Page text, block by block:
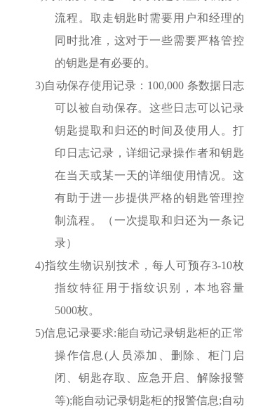
流程。取走钥匙时需要用户和经理的
同时批准，这对于一些需要严格管控
的钥匙是有必要的。
3)自动保存使用记录：100,000 条数据日志
可以被自动保存。这些日志可以记录
钥匙提取和归还的时间及使用人。打
印日志记录，详细记录操作者和钥匙
在当天或某一天的详细使用情况。这
有助于进一步提供严格的钥 匙管理控
制流程。
（一次提取和归还为一条记
录）
4)指纹生物识别技术，每人可预存3-10枚
指纹特征用于指纹识别，本地容量
5000枚。
5)信息记录要求:能自动记录钥匙柜的正常
操作信息(人员添加、删除、柜门启
闭、钥匙存取、应急开启、解除报警
等);能自动记录钥匙柜的报警信息;自动